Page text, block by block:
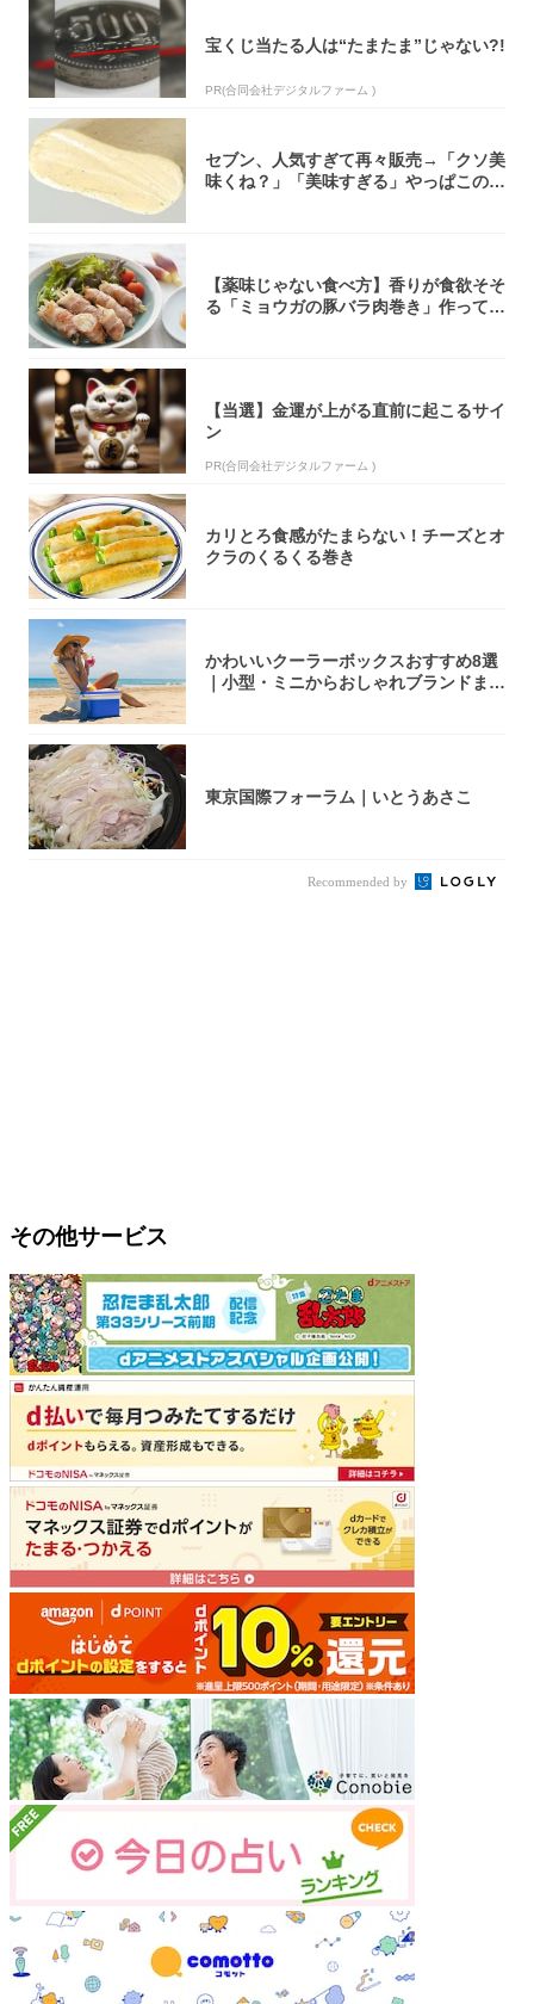
宝くじ当たる人は“たまたま”じゃない?!
PR(合同会社デジタルファーム )
セブン、人気すぎて再々販売→「クソ美
味くね？」「美味すぎる」やっぱこのク
【薬味じゃない食べ方】香りが食欲そそ
る「ミョウガの豚バラ肉巻き」作ってみ
【当選】金運が上がる直前に起こるサイ
ン
PR(合同会社デジタルファーム )
カリとろ食感がたまらない！チーズとオ
クラのくるくる巻き
かわいいクーラーボックスおすすめ8選
｜小型・ミニからおしゃれブランドまで
東京国際フォーラム｜いとうあさこ
Recommended by
その他サービス